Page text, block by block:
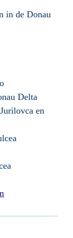
in de Donau
Delta
en